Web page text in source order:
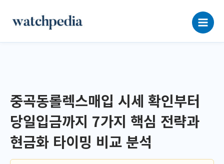
로
중곡동롤렉스매입 시세 확인부터
당일입금까지 7가지 핵심 전략과
현금화 타이밍 비교 분석